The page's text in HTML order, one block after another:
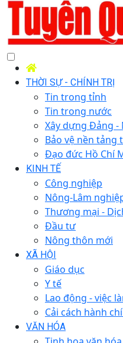
THỜI SỰ - CHÍNH TRỊ
Tin trong tỉnh
Tin trong nước
Xây dựng Đảng -
Bảo vệ nền
Đạo đức Hồ Chí
KINH TẾ
Công nghiệp
Nông-Lâm
Thương mại -
Đầu tư
Nông thôn mới
XÃ HỘI
Giáo dục
Y tế
Lao động - việc
Cải cách hành
VĂN HÓA